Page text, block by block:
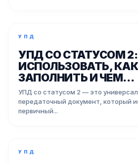
УПД
УПД СО СТАТУСОМ
ИСПОЛЬЗОВАТЬ, КАК
ЗАПОЛНИТЬ И ЧЕМ...
УПД со статусом 2 — это
передаточный документ, который
первичный...
УПД